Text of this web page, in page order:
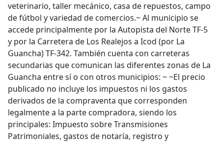
veterinario, taller mecánico, casa de repuestos, campo
de fútbol y variedad de comercios.~ Al municipio se
accede principalmente por la Autopista del Norte TF-5
y por la Carretera de Los Realejos a Icod (por La
Guancha) TF-342. También cuenta con carreteras
secundarias que comunican las diferentes zonas de La
Guancha entre sí o con otros municipios: ~ ~El precio
publicado no incluye los impuestos ni los gastos
derivados de la compraventa que corresponden
legalmente a la parte compradora, siendo los
principales: Impuesto sobre Transmisiones
Patrimoniales, gastos de notaría, registro y